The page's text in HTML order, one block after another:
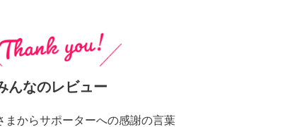
んなのレビュー
まからサポーターへの感謝の言葉